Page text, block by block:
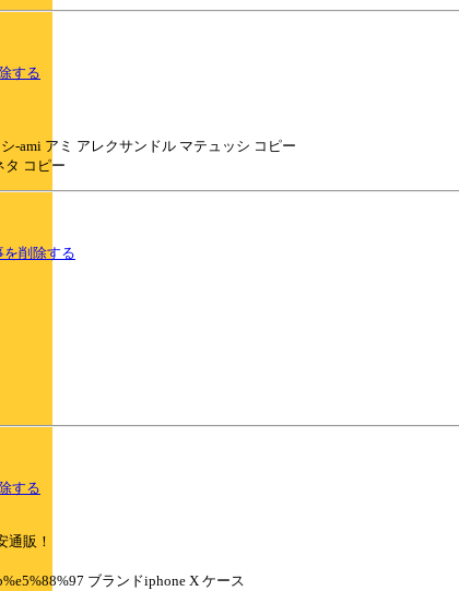
する
-ami アミ アレクサンドル マテュッシ コピー
タ コピー
を削除する
する
通販！
ブランドiphone X ケース